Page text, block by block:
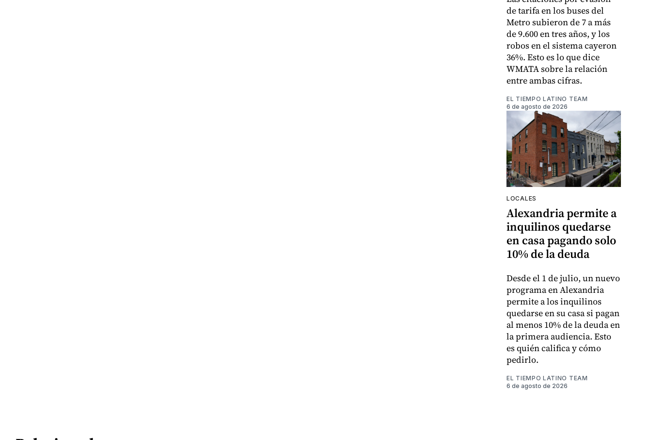
de tarifa en los buses del
Metro subieron de 7 a más
de 9.600 en tres años, y los
robos en el sistema cayeron
36%. Esto es lo que dice
WMATA sobre la relación
entre ambas cifras.
EL TIEMPO LATINO TEAM
6 de agosto de 2026
LOCALES
Alexandria permite a
inquilinos quedarse
en casa pagando solo
10% de la deuda
Desde el 1 de julio, un nuevo
programa en Alexandria
permite a los inquilinos
quedarse en su casa si pagan
al menos 10% de la deuda en
la primera audiencia. Esto
es quién califica y cómo
pedirlo.
EL TIEMPO LATINO TEAM
6 de agosto de 2026